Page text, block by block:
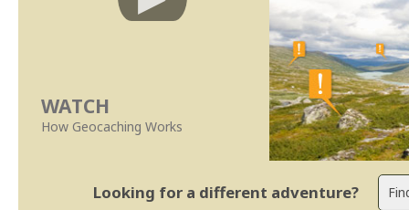
WATCH
How Geocaching Works
Looking for a different adventure?